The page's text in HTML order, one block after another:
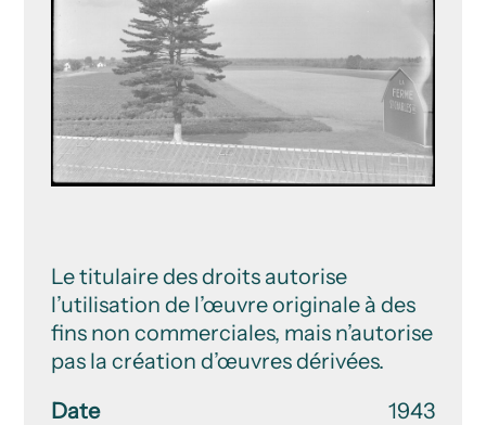
Le titulaire des droits autorise
l’utilisation de l’œuvre originale à des
fins non commerciales, mais n’autorise
pas la création d’œuvres dérivées.
Date
1943